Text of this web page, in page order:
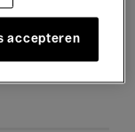
accepteren